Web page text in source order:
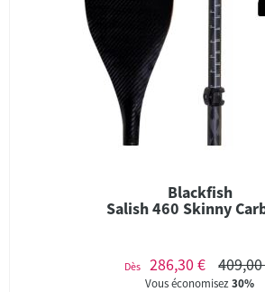
Blackfish
Salish 460 Skinny
Dès 286,30 €
Vous économisez30%